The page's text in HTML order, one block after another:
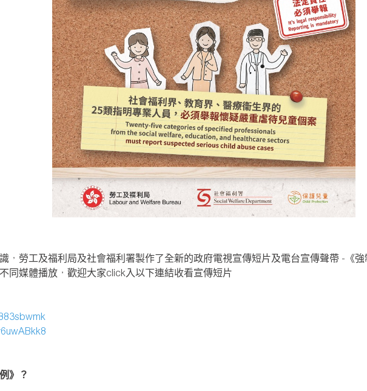
，勞工及福利局及社會福利署製作了全新的政府電視宣傳短片及電台宣傳聲帶 -《
同媒體播放，歡迎大家click入以下連結收看宣傳短片
》？